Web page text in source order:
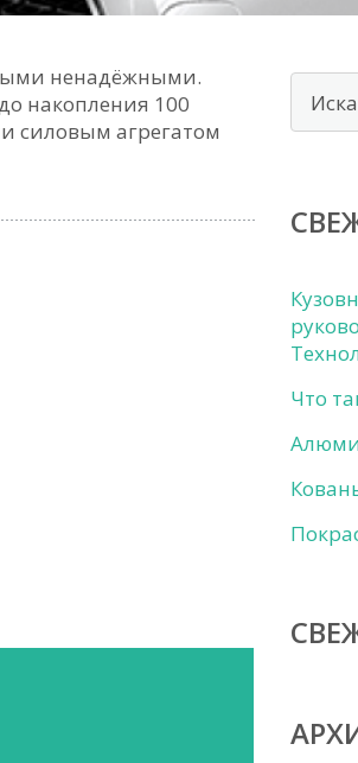
ненадёжными.
накопления 100
силовым агрегатом
Что